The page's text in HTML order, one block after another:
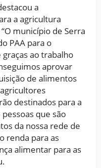
a
a agricultura
município de Serra
PAA para o
ao trabalho
aprovar
de alimentos
destinados para a
que são
da nossa rede de
renda para as
alimentar para as